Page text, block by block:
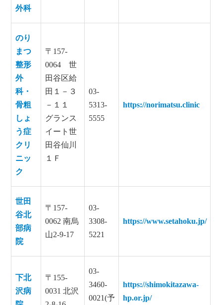
外科
のり
まつ
整形
外
科・
骨粗
しょ
う症
クリ
ニッ
ク
〒157-
0064 世
田谷区給
田１－３
－１１
グランス
イート世
田谷仙川
１Ｆ
03-
5313-
5555
https://norimatsu.clinic
世田
谷北
部病
院
〒157-
0062 南烏
山2-9-17
03-
3308-
5221
https://www.setahoku.jp/
下北
沢病
〒155-
0031 北沢
03-
3460-
0021(予
https://shimokitazawa-
hp.or.jp/